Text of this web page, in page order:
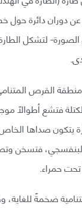
عن دوران دائرة
لتشكل الطارة
القرص
فتشع أطوالًا
يتكون صداها
فتسخن
حمراء.
ضخمةً